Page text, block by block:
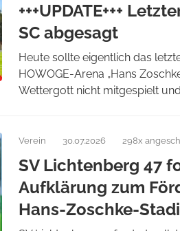
+++UPDATE+++
SC abgesagt
Heute sollte eigentlich das
HOWOGE-Arena „Hans
Wettergott nicht mitgespielt
Verein 30.07.2026 298x
SV Lichtenberg 47
Aufklärung zum
Hans-Zoschke-